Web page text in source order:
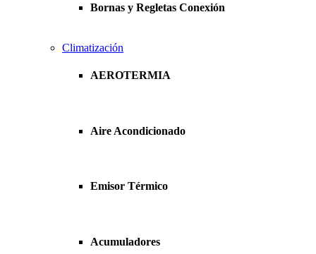
Bornas y Regletas Conexión
Climatización
AEROTERMIA
Aire Acondicionado
Emisor Térmico
Acumuladores